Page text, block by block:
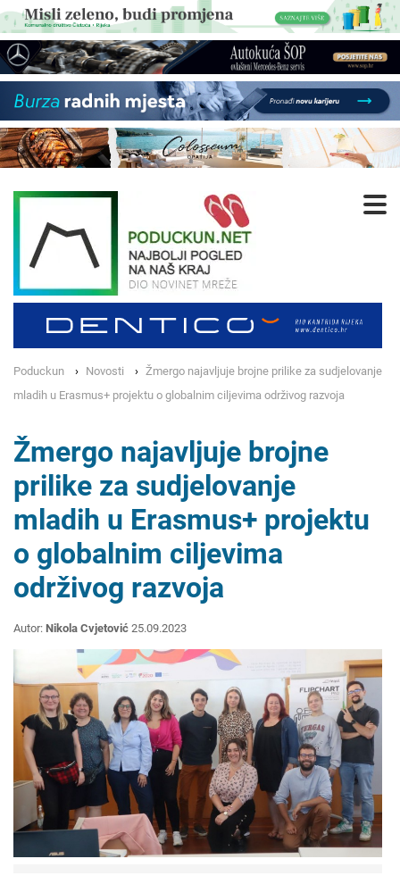
Poduckun Novosti
Žmergo najavljuje brojne prilike za sudjelovanje
mladih u Erasmus+ projektu o globalnim ciljevima održivog razvoja
Žmergo najavljuje brojne
prilike za sudjelovanje
mladih u Erasmus+ projektu
o globalnim ciljevima
održivog razvoja
Autor: Nikola Cvjetović 25.09.2023